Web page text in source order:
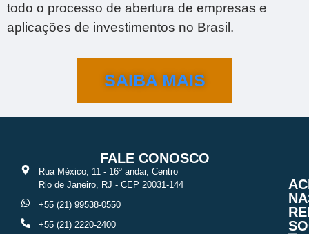
todo o processo de abertura de empresas e
aplicações de investimentos no Brasil.
SAIBA MAIS
FALE CONOSCO
Rua México, 11 - 16º andar, Centro
Rio de Janeiro, RJ - CEP 20031-144
+55 (21) 99538-0550
+55 (21) 2220-2400